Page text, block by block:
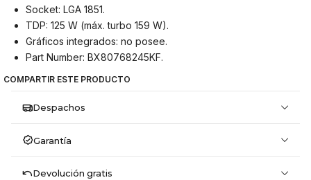
Socket: LGA 1851.
TDP: 125 W (máx. turbo 159 W).
Gráficos integrados: no posee.
Part Number: BX80768245KF.
COMPARTIR ESTE PRODUCTO
Despachos
Garantía
Devolución gratis